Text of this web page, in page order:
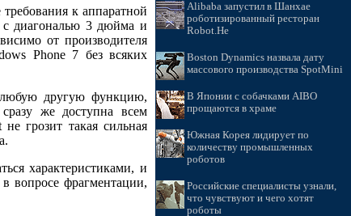
к аппаратной
с диагональю 3 дюйма и
от производителя
Phone 7 без всяких
любую другую функцию,
же доступна всем
грозит такая сильная
характеристиками, и
вопросе фрагментации,
Alibaba запустил в Шанхае
роботизированный ресторан
Robot.He
Boston Dynamics назвала дату
массового производства SpotMini
В Японии с собачками AIBO
прощаются в храме
Южная Корея лидирует по
количеству промышленных
роботов
Российские специалисты узнали,
что чувствуют и чего хотят
роботы